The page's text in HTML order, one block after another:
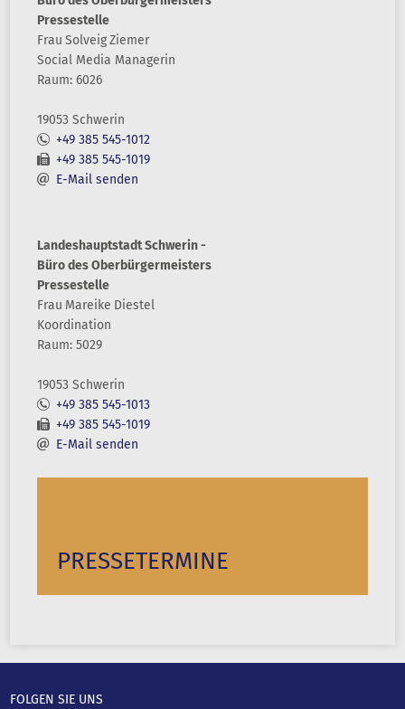
Pressestelle
Frau SolveigZiemer
Social Media Managerin
Raum: 6026
19053 Schwerin
+49 385 545-1012
+49 385 545-1019
E-Mail senden
Landeshauptstadt Schwerin -
Büro des Oberbürgermeisters
Pressestelle
Frau Mareike Diestel
Koordination
Raum: 5029
19053 Schwerin
+49 385 545-1013
+49 385 545-1019
E-Mail senden
PRESSETERMINE
FOLGEN SIE UNS